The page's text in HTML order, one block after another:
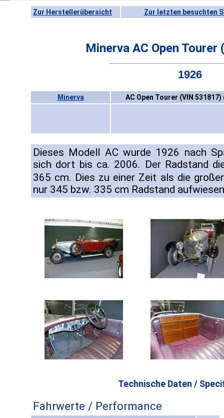
Zur Herstellerübersicht Zur letzten besuchten
Minerva AC Open
1926
Minerva AC Open Tourer (VIN 531817)
Dieses Modell AC wurde 1926 nach
sich dort bis ca. 2006. Der Radstand
365 cm. Dies zu einer Zeit als die
nur 345 bzw. 335 cm Radstand
Technische Daten /
Fahrwerte / Performance